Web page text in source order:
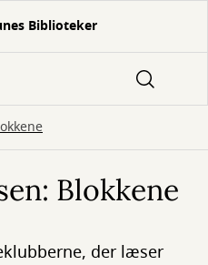
Biblioteker
Blokkene
der læser